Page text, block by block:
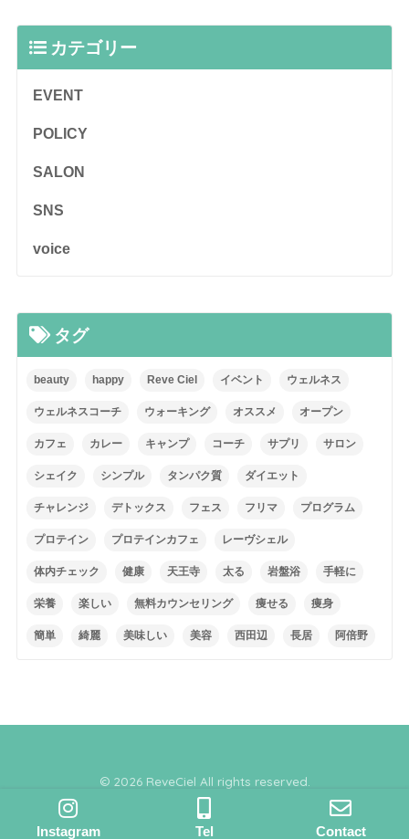
カテゴリー
EVENT
POLICY
SALON
SNS
voice
タグ
beauty happy Reve Ciel イベント ウェルネス
ウェルネスコーチ ウォーキング オススメ オープン
カフェ カレー キャンプ コーチ サプリ サロン
シェイク シンプル タンパク質 ダイエット
チャレンジ デトックス フェス フリマ プログラム
プロテイン プロテインカフェ レーヴシェル
体内チェック 健康 天王寺 太る 岩盤浴 手軽に
栄養 楽しい 無料カウンセリング 痩せる 痩身
簡単 綺麗 美味しい 美容 西田辺 長居 阿倍野
© 2026 ReveCiel All rights reserved.
Instagram Tel Contact